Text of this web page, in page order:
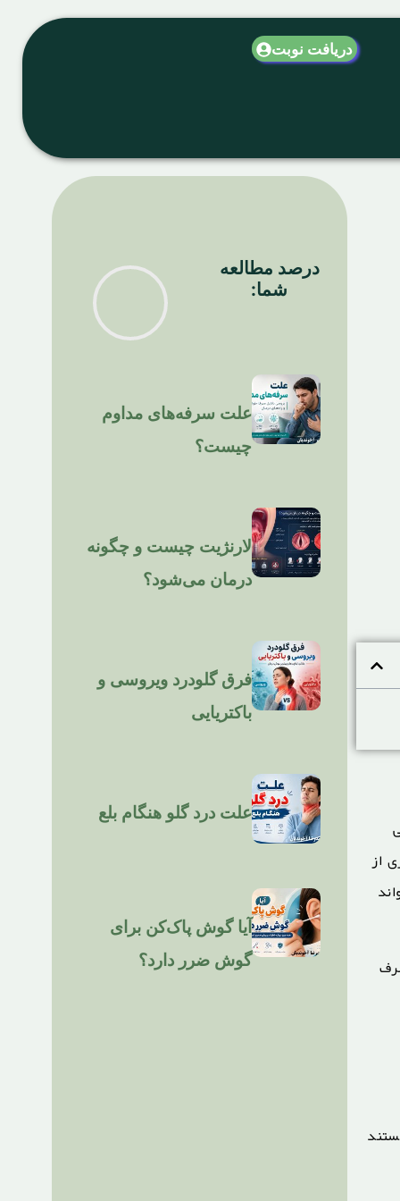
دریافت نوبت
از
درصد مطالعه
شما:
علت سرفه‌های مداوم
چیست؟
لارنژیت چیست و چگونه
درمان می‌شود؟
فرق گلودرد ویروسی و
باکتریایی
علت درد گلو هنگام بلع
آیا گوش پاک‌کن برای
گوش ضرر دارد؟